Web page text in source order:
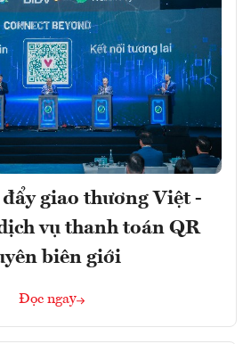
giao thương Việt -
vụ thanh toán QR
biên giới
Đọc ngay